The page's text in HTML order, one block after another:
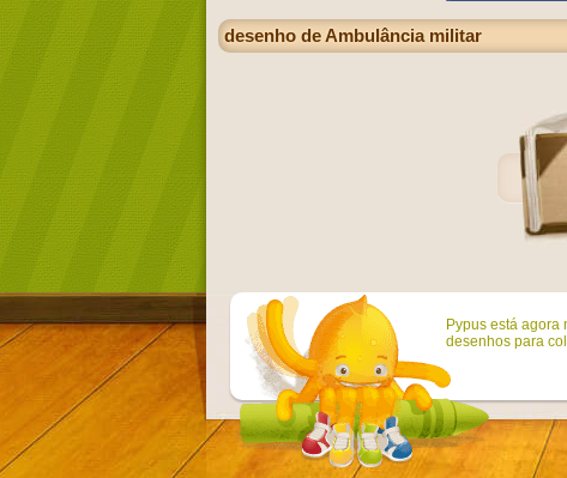
desenho de Ambulância militar
Pypus está agora
desenhos para